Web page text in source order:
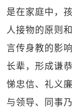
是在家庭中，
人接物的原则
言传身教的影
长辈，形成谦
悌忠信、礼义
与领导、同事